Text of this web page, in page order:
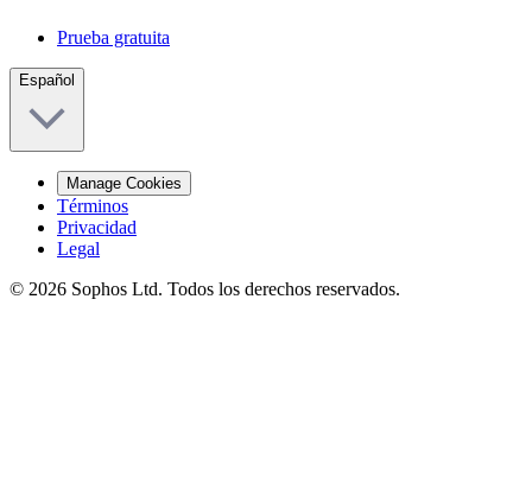
Prueba gratuita
Español
Manage Cookies
Términos
Privacidad
Legal
© 2026 Sophos Ltd. Todos los derechos reservados.